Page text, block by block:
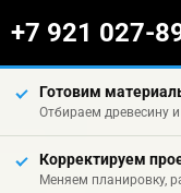
+7 921 027-
Готовим
Отбираем древесину
Корректируем
Меняем планировку,